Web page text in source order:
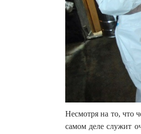
Несмотря на то, что
самом деле служит